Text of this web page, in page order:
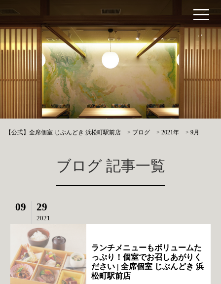
【公式】全席個室 じぶんどき 浜松町駅前店 > ブログ >2021年 >9月
ブログ 記事一覧
09 29
2021
ランチメニューもボリュームた
っぷり！個室でお召しあがりく
ださい | 全席個室 じぶんどき 浜
松町駅前店